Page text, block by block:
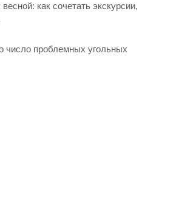
как сочетать экскурсии,
число проблемных угольных